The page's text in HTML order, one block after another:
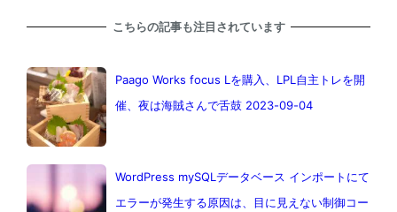
こちらの記事も注目されています
Paago Works focus Lを購入、LPL自主トレを開
催、夜は海賊さんで舌鼓 2023-09-04
WordPress mySQLデータベース インポートにて
エラーが発生する原因は、目に見えない制御コー